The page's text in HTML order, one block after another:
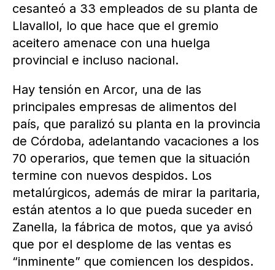
cesanteó a 33 empleados de su planta de
Llavallol, lo que hace que el gremio
aceitero amenace con una huelga
provincial e incluso nacional.
Hay tensión en Arcor, una de las
principales empresas de alimentos del
país, que paralizó su planta en la provincia
de Córdoba, adelantando vacaciones a los
70 operarios, que temen que la situación
termine con nuevos despidos. Los
metalúrgicos, además de mirar la paritaria,
están atentos a lo que pueda suceder en
Zanella, la fábrica de motos, que ya avisó
que por el desplome de las ventas es
“inminente” que comiencen los despidos.